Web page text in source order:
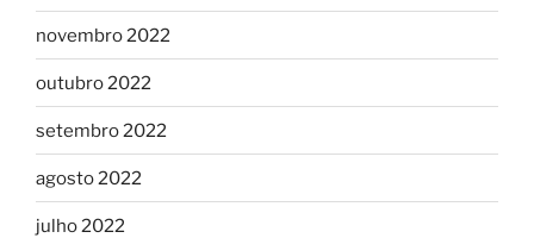
novembro 2022
outubro 2022
setembro 2022
agosto 2022
julho 2022